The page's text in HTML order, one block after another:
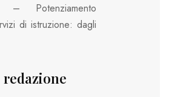
– Potenziamento
di istruzione: dagli
redazione